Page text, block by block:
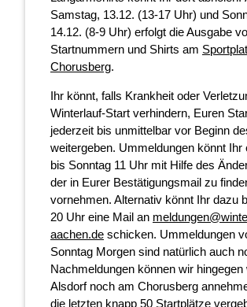
Samstag, 13.12. (13-17 Uhr) und
14.12. (8-9 Uhr) erfolgt die Ausgabe
Startnummern und Shirts am
Chorusberg.
Ihr könnt, falls Krankheit oder
Winterlauf-Start verhindern, Euren
jederzeit bis unmittelbar vor Beginn
weitergeben. Ummeldungen könnt Ihr
bis Sonntag 11 Uhr mit Hilfe des
der in Eurer Bestätigungsmail zu
vornehmen. Alternativ könnt Ihr dazu
20 Uhr eine Mail an
aachen.de schicken. Ummeldungen
Sonntag Morgen sind natürlich auch
Nachmeldungen können wir hingegen
Alsdorf noch am Chorusberg
die letzten knapp 50 Startplätze